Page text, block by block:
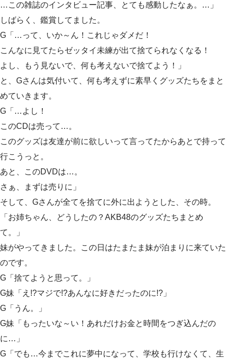
…この雑誌のインタビュー記事、とても感動したなぁ。…」
しばらく、鑑賞してました。
G「…って、いか～ん！これじゃダメだ！
こんなに見てたらゼッタイ未練が出て捨てられなくなる！
よし、もう見ないで、何も考えないで捨てよう！」
と、Gさんは気付いて、何も考えずに素早くグッズたちをまと
めていきます。
G「…よし！
このCDは売って…。
このグッズは友達が前に欲しいって言ってたからあとで持って
行こうっと。
あと、このDVDは…。
さぁ、まずは売りに」
そして、Gさんが全てを捨てに外に出ようとした、その時。
「お姉ちゃん、どうしたの？AKB48のグッズたちまとめ
て。」
妹がやってきました。この日はたまたま妹が泊まりに来ていた
のです。
G「捨てようと思って。」
G妹「え!?マジで!?あんなに好きだったのに!?」
G「うん。」
G妹「もったいな～い！あれだけお金と時間をつぎ込んだの
に…」
G「でも…今までこれに夢中になって、学校も行けなくて、生